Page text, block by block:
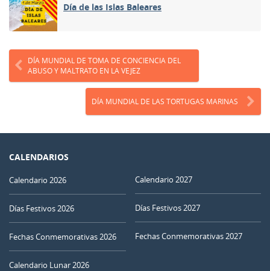
Día de las Islas Baleares
DÍA MUNDIAL DE TOMA DE CONCIENCIA DEL
ABUSO Y MALTRATO EN LA VEJEZ
DÍA MUNDIAL DE LAS TORTUGAS MARINAS
CALENDARIOS
Calendario 2026
Días Festivos 2026
Fechas Conmemorativas 2026
Calendario Lunar 2026
Calendario 2027
Días Festivos 2027
Fechas Conmemorativas 2027